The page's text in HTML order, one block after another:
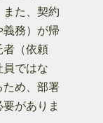
た、契約
務）が帰
者（依頼
員ではな
ため、部署
がありま